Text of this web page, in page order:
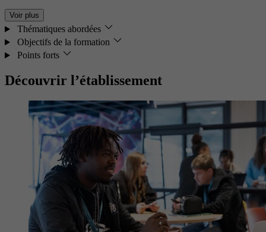
Voir plus
Thématiques abordées
Objectifs de la formation
Points forts
Découvrir l’établissement